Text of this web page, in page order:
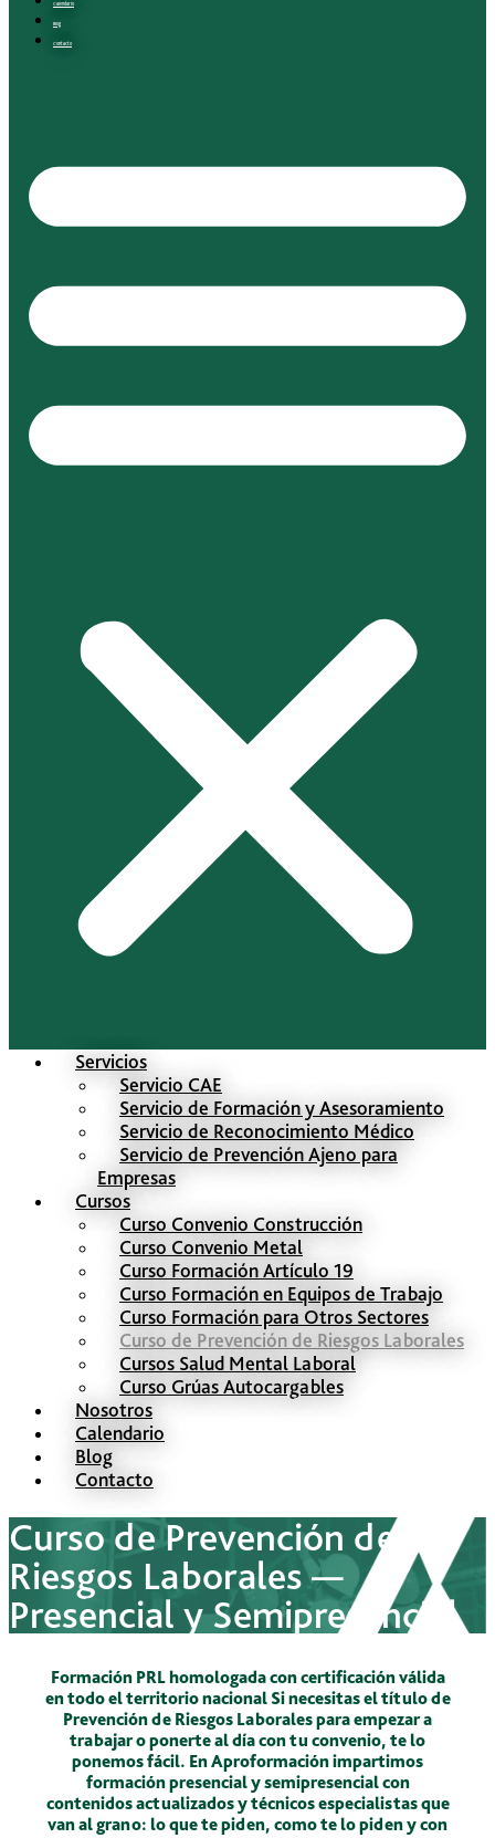
Calendario
Blog
Contacto
Servicios
Servicio CAE
Servicio de Formación y Asesoramiento
Servicio de Reconocimiento Médico
Servicio de Prevención Ajeno para
Empresas
Cursos
Curso Convenio Construcción
Curso Convenio Metal
Curso Formación Artículo 19
Curso Formación en Equipos de Trabajo
Curso Formación para Otros Sectores
Curso de Prevención de Riesgos Laborales
Cursos Salud Mental Laboral
Curso Grúas Autocargables
Nosotros
Calendario
Blog
Contacto
Curso de Prevención de
Riesgos Laborales —
Presencial y Semipresencial
Formación PRL homologada con certificación válida
en todo el territorio nacional Si necesitas el título de
Prevención de Riesgos Laborales para empezar a
trabajar o ponerte al día con tu convenio, te lo
ponemos fácil. En Aproformación impartimos
formación presencial y semipresencial con
contenidos actualizados y técnicos especialistas que
van al grano: lo que te piden, como te lo piden y con